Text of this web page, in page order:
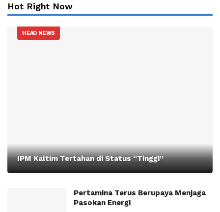
Hot Right Now
HEAD NEWS
IPM Kaltim Tertahan di Status “Tinggi”
Pertamina Terus Berupaya Menjaga
Pasokan Energi